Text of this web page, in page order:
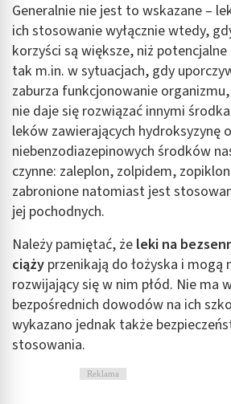
Generalnie nie jest to wskazane –
ich stosowanie wyłącznie wtedy,
korzyści są większe, niż
tak m.in. w sytuacjach, gdy
zaburza funkcjonowanie
nie daje się rozwiązać innymi
leków zawierających hydroksyzynę
niebenzodiazepinowych środków
czynne: zaleplon, zolpidem,
zabronione natomiast jest
jej pochodnych.
Należy pamiętać, że leki na
ciąży przenikają do łożyska i mogą
rozwijający się w nim płód. Nie ma
bezpośrednich dowodów na ich
wykazano jednak także
stosowania.
Reklama
Tworzenie profili w celu
Wykorzystywanie profili w celu doboru
spersonalizowanych treści
Pomiar efektywności reklam
Pomiar efektywności treści
Rozumienie odbiorców dzięki
kombinacji danych z różnych źródeł
Rozwój i ulepszanie usług
Wykorzystywanie ograniczonych
wyboru treści
Funkcje specjalne IAB:
Użycie dokładnych danych
Identyfikowanie urządzeń na podstawie
Cele przetwarzania inne niż IAB: